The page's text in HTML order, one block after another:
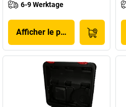
6-9 Werktage
Afficher le produit